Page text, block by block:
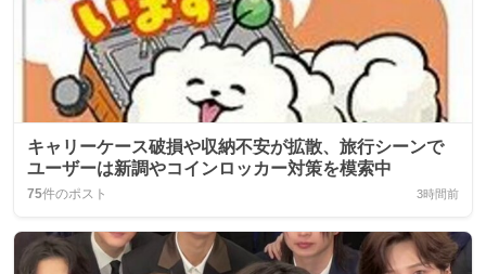
キャリーケース破損や収納不安が拡散、旅行シーンで
ユーザーは新調やコインロッカー対策を模索中
75件のポスト 3時間前